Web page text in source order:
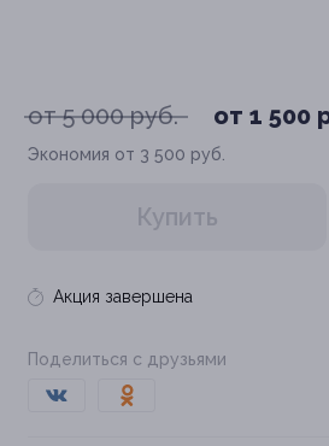
от 5 000 руб. от 1 500
Экономия от 3 500 руб.
Купить
Акция завершена
Поделиться с друзьями